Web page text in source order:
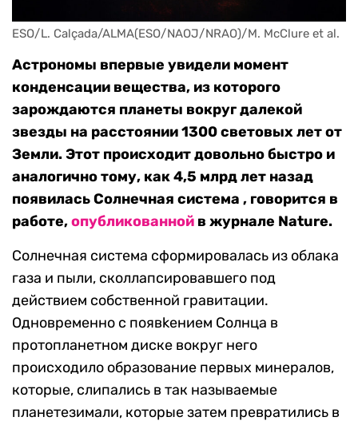
ESO/L. Calçada/ALMA(ESO/NAOJ/NRAO)/M. McClure et al.
Астрономы впервые увидели момент
конденсации вещества, из которого
зарождаются планеты вокруг далекой
звезды на расстоянии 1300 световых лет от
Земли. Этот происходит довольно быстро и
аналогично тому, как 4,5 млрд лет назад
появилась Солнечная система , говорится в
работе,опубликованной в журнале Nature.
Солнечная система сформировалась из облака
газа и пыли, сколлапсировавшего под
действием собственной гравитации.
Одновременно с появkением Солнца в
протопланетном диске вокруг него
происходило образование первых минералов,
которые, слипались в так называемые
планетезимали, которые затем превратились в